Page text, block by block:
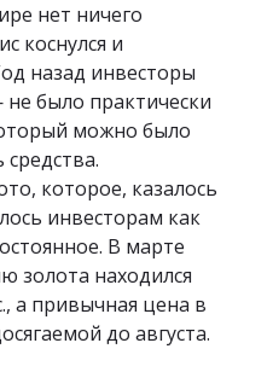
нет ничего
коснулся и
назад инвесторы
не было практически
можно было
которое, казалось
инвесторам как
В марте
золота находился
а привычная цена в
до августа.